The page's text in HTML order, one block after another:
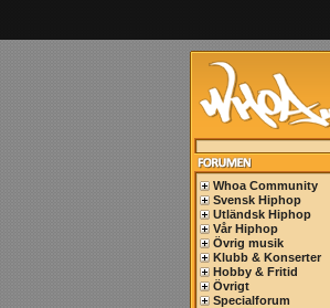
Whoa Community
Svensk Hiphop
Utländsk Hiphop
Vår Hiphop
Övrig musik
Klubb & Konserter
Hobby & Fritid
Övrigt
Specialforum